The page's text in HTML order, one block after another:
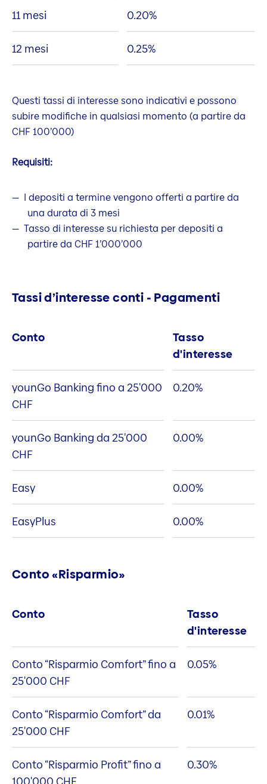
11 mesi 0.20%
12 mesi 0.25%
Questi tassi di interesse sono indicativi e possono
subire modifiche in qualsiasi momento (a partire da
CHF 100’000)
Requisiti:
I depositi a termine vengono offerti a partire da
una durata di 3 mesi
Tasso di interesse su richiesta per depositi a
partire da CHF 1’000’000
Tassi d’interesse conti - Pagamenti
Conto
Tasso
d'interesse
younGo Banking fino a 25'000
CHF
0.20%
younGo Banking da 25'000
CHF
0.00%
Easy 0.00%
EasyPlus 0.00%
Conto «Risparmio»
Conto
Tasso
d'interesse
Conto “Risparmio Comfort” fino a
25'000 CHF
0.05%
Conto “Risparmio Comfort” da
25'000 CHF
0.01%
Conto “Risparmio Profit” fino a
0.30%